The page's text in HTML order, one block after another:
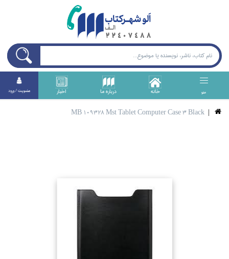
منو خانه درباره ما اخبار عضويت / ورود
MB 109328 Mst Tablet Computer Case 3 Black